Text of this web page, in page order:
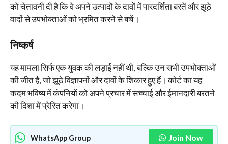
को चेतावनी दी है कि वे अपने उत्पादों के दावों में पारदर्शिता बरतें और झूठे
वादों से उपभोक्ताओं को भ्रमित करने से बचें।
निष्कर्ष
यह मामला सिर्फ एक युवक की लड़ाई नहीं थी, बल्कि उन सभी उपभोक्ताओं
की जीत है, जो झूठे विज्ञापनों और दावों के शिकार हुए हैं। कोर्ट का यह
कदम भविष्य में कंपनियों को अपने प्रचार में सच्चाई और ईमानदारी बरतने
की दिशा में प्रेरित करेगा।
WhatsApp Group Join Now